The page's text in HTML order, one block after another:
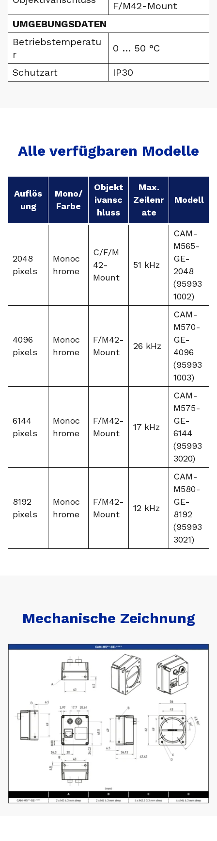
F/M42-Mount
UMGEBUNGSDATEN
Betriebstemperatu
r
0 … 50 °C
Schutzart IP30
Alle verfügbaren Modelle
Auflös
ung
Mono/
Farbe
Objekt
ivansc
hluss
Max.
Zeilenr
ate
Modell
2048
pixels
Monoc
hrome
C/F/M
42-
Mount
51 kHz
CAM-
M565-
GE-
2048
(95993
1002)
4096
pixels
Monoc
hrome
F/M42-
Mount
26 kHz
CAM-
M570-
GE-
4096
(95993
1003)
6144
pixels
Monoc
hrome
F/M42-
Mount
17 kHz
CAM-
M575-
GE-
6144
(95993
3020)
8192
pixels
Monoc
hrome
F/M42-
Mount
12 kHz
CAM-
M580-
GE-
8192
(95993
3021)
Mechanische Zeichnung